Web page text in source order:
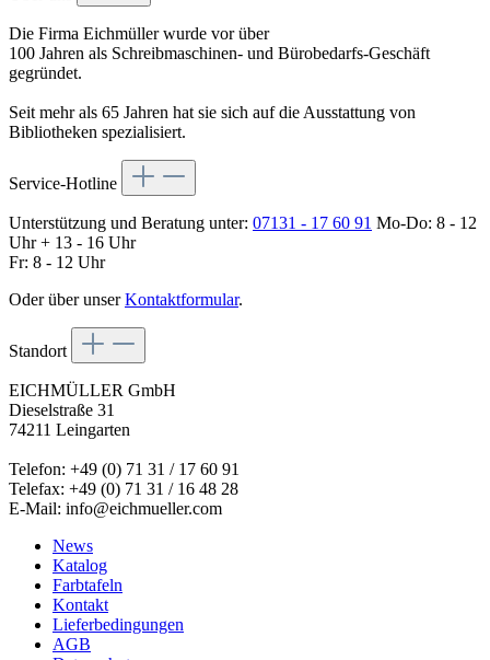
Die Firma Eichmüller wurde vor über
100 Jahren als Schreibmaschinen- und Bürobedarfs-Geschäft
gegründet.
Seit mehr als 65 Jahren hat sie sich auf die Ausstattung von
Bibliotheken spezialisiert.
Service-Hotline
Unterstützung und Beratung unter: 07131 - 17 60 91 Mo-Do: 8 - 12
Uhr + 13 - 16 Uhr
Fr: 8 - 12 Uhr
Oder über unserKontaktformular.
Standort
EICHMÜLLER GmbH
Dieselstraße 31
74211 Leingarten
Telefon: +49 (0) 71 31 / 17 60 91
Telefax: +49 (0) 71 31 / 16 48 28
E-Mail: info@eichmueller.com
News
Katalog
Farbtafeln
Kontakt
Lieferbedingungen
AGB